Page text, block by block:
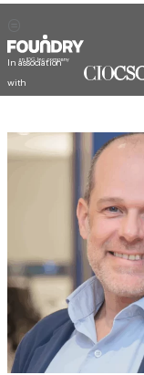
In association
with